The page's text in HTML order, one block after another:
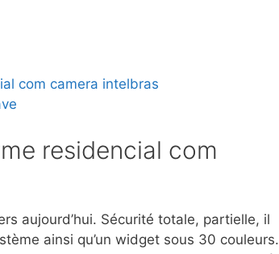
com camera intelbras
residencial com
aujourd’hui. Sécurité totale, partielle, il
ainsi qu’un widget sous 30 couleurs.